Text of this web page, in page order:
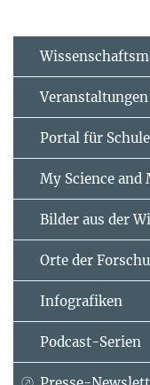
Veranstaltungen
Portal für
My Science and
Bilder aus der
Orte der
Infografiken
Podcast-Serien